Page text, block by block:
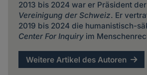
2013 bis 2024 war er Präsident der
Vereinigung der Schweiz. Er
2019 bis 2024 die humanistisch-
Center For Inquiryim
Weitere Artikel des Autoren